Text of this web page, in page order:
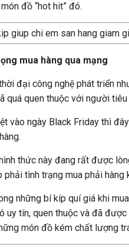
đồ “hot hit” đó.
mua hàng qua mạng
đại công nghệ phát triển
quá quen thuộc với người tiêu
vào ngày Black Friday thì
thức này đang rất được
phải tình trạng mua phải
những bí kíp quí giá khi
uy tín, quen thuộc và đã
món đồ kém chất lượng